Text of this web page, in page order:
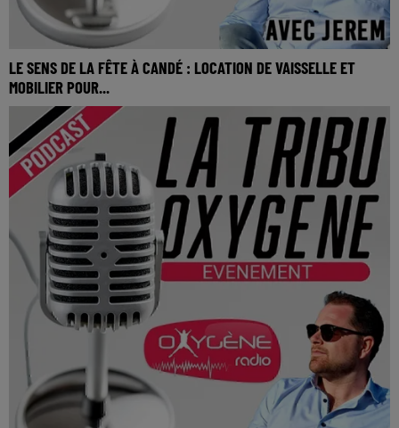
LE SENS DE LA FÊTE À CANDÉ : LOCATION DE VAISSELLE ET
MOBILIER POUR...
Le sens de la fête à Candé : Location de vaisselle et mobilier
pour vos événements.